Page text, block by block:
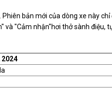
bản mới của dòng xe này chỉ
và "Cảm nhận"hơi thở sành điệu,
2024